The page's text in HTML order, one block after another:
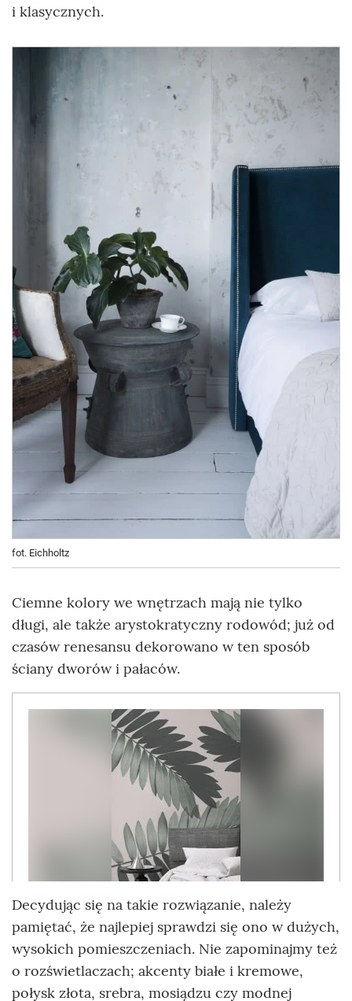
i klasycznych.
fot. Eichholtz
Ciemne kolory we wnętrzach mają nie tylko
długi, ale także arystokratyczny rodowód; już od
czasów renesansu dekorowano w ten sposób
ściany dworów i pałaców.
Decydując się na takie rozwiązanie, należy
pamiętać, że najlepiej sprawdzi się ono w dużych,
wysokich pomieszczeniach. Nie zapominajmy też
o rozświetlaczach; akcenty białe i kremowe,
połysk złota, srebra, mosiądzu czy modnej